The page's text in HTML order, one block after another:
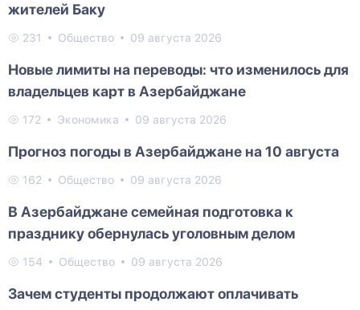
жителей Баку
231 Общество 09 августа 2026
Новые лимиты на переводы: что изменилось для
владельцев карт в Азербайджане
172 Экономика 09 августа 2026
Прогноз погоды в Азербайджане на 10 августа
162 Общество 09 августа 2026
В Азербайджане семейная подготовка к
празднику обернулась уголовным делом
154 Общество 09 августа 2026
Зачем студенты продолжают оплачивать